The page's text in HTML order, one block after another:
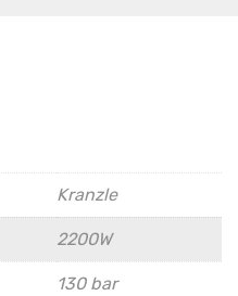
Kranzle
2200W
130 bar